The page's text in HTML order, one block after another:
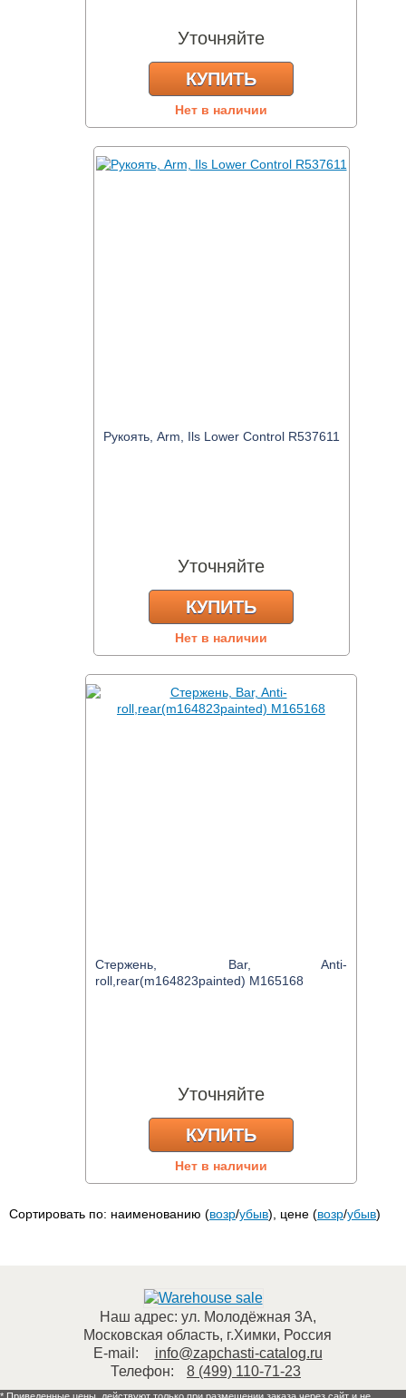
Уточняйте
КУПИТЬ
Нет в наличии
Рукоять, Arm, Ils Lower Control R537611
Уточняйте
КУПИТЬ
Нет в наличии
Стержень, Bar, Anti-
roll,rear(m164823painted) M165168
Уточняйте
КУПИТЬ
Нет в наличии
Сортировать по: наименованию (возр/убыв), цене (возр/убыв)
Наш адрес: ул. Молодёжная 3А,
Московская область, г.Химки, Россия
E-mail:
info@zapchasti-catalog.ru
Телефон:
8 (499) 110-71-23